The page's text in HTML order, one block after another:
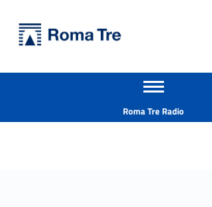
Prof. MAURIZIO CUTINI ricerca - Università Roma Tre
Apri il menu secondario
Roma Tre Radio